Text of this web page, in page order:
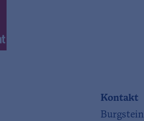
Kontakt
Burgstein